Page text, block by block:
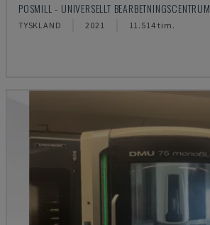
POSMILL - UNIVERSELLT BEARBETNINGSCENTRUM
TYSKLAND 2021 11.514 tim.